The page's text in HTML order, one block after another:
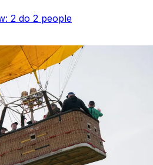
2 do 2 people